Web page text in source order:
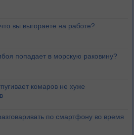
вы выгораете на работе?
попадает в морскую раковину?
комаров не хуже
по смартфону во время